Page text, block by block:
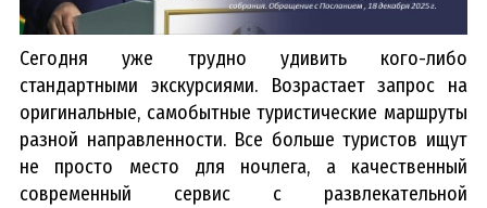
Сегодня уже трудно удивить кого-либо
стандартными экскурсиями. Возрастает запрос на
оригинальные, самобытные туристические маршруты
разной направленности. Все больше туристов ищут
не просто место для ночлега, а качественный
современный сервис с развлекательной